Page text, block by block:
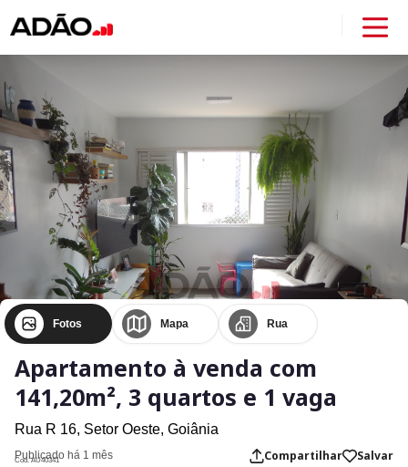
Fotos Mapa Rua
Apartamento à venda com
141,20m², 3 quartos e 1 vaga
Rua R 16, Setor Oeste, Goiânia
Publicado há 1 mês
Cod. AU40341 Compartilhar Salvar